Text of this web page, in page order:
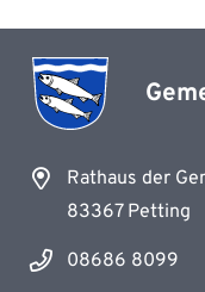
Rathaus der
83367 Petting
08686 8099